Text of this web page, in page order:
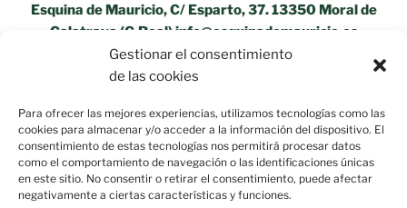
Gestionar el consentimiento
de las cookies
Para ofrecer las mejores experiencias, utilizamos tecnologías como las
cookies para almacenar y/o acceder a la información del dispositivo. El
consentimiento de estas tecnologías nos permitirá procesar datos
como el comportamiento de navegación o las identificaciones únicas
en este sitio. No consentir o retirar el consentimiento, puede afectar
negativamente a ciertas características y funciones.
Esquina de Mauricio, C/ Esparto, 37. 13350 Moral de
Calatrava (C.Real) info@esquinademauricio.es
«Aviso Legal»